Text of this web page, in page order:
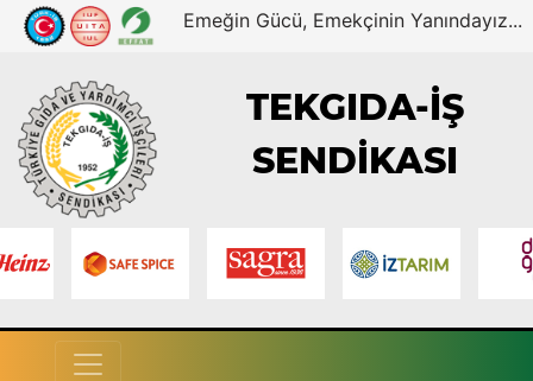
Emeğin Gücü, Emekçinin Yanındayız...
TEKGIDA-İŞ
SENDİKASI